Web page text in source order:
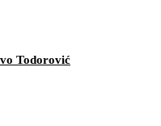
Todorović